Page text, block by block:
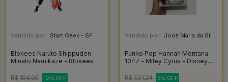
Vendido por: Start Geek - SP
Blokees Naruto Shippuden -
Minato Namikaze - Blokees
R$ 194,90 10% OFF
Vendido por: José Maria da Silva Junior - AL
Funko Pop Hannah Montana -
1347 - Miley Cyrus - Disney
R$ 591,24 5% OFF